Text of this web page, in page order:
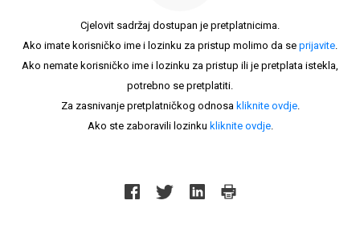
Cjelovit sadržaj dostupan je pretplatnicima.
Ako imate korisničko ime i lozinku za pristup molimo da se prijavite.
Ako nemate korisničko ime i lozinku za pristup ili je pretplata istekla,
potrebno se pretplatiti.
Za zasnivanje pretplatničkog odnosa kliknite ovdje.
Ako ste zaboravili lozinku kliknite ovdje.